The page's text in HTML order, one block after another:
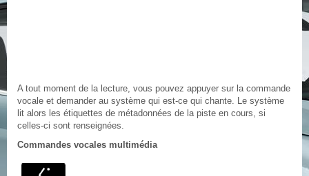
A tout moment de la lecture, vous pouvez appuyer sur la commande
vocale et demander au système qui est-ce qui chante. Le système
lit alors les étiquettes de métadonnées de la piste en cours, si
celles-ci sont renseignées.
Commandes vocales multimédia